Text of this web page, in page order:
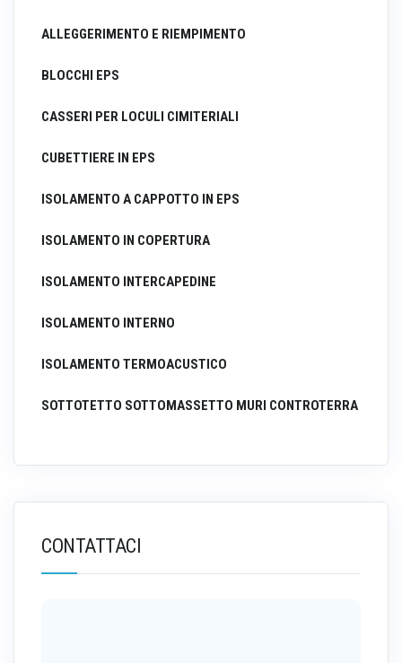
ALLEGGERIMENTO E RIEMPIMENTO
BLOCCHI EPS
CASSERI PER LOCULI CIMITERIALI
CUBETTIERE IN EPS
ISOLAMENTO A CAPPOTTO IN EPS
ISOLAMENTO IN COPERTURA
ISOLAMENTO INTERCAPEDINE
ISOLAMENTO INTERNO
ISOLAMENTO TERMOACUSTICO
SOTTOTETTO SOTTOMASSETTO MURI CONTROTERRA
CONTATTACI